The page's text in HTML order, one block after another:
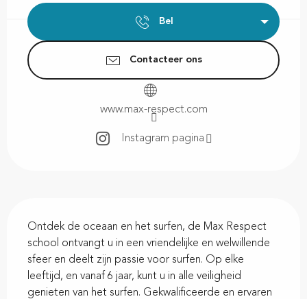
Bel
Contacteer ons
www.max-respect.com
Instagram pagina
Ontdek de oceaan en het surfen, de Max Respect
school ontvangt u in een vriendelijke en welwillende
sfeer en deelt zijn passie voor surfen. Op elke
leeftijd, en vanaf 6 jaar, kunt u in alle veiligheid
genieten van het surfen. Gekwalificeerde en ervaren